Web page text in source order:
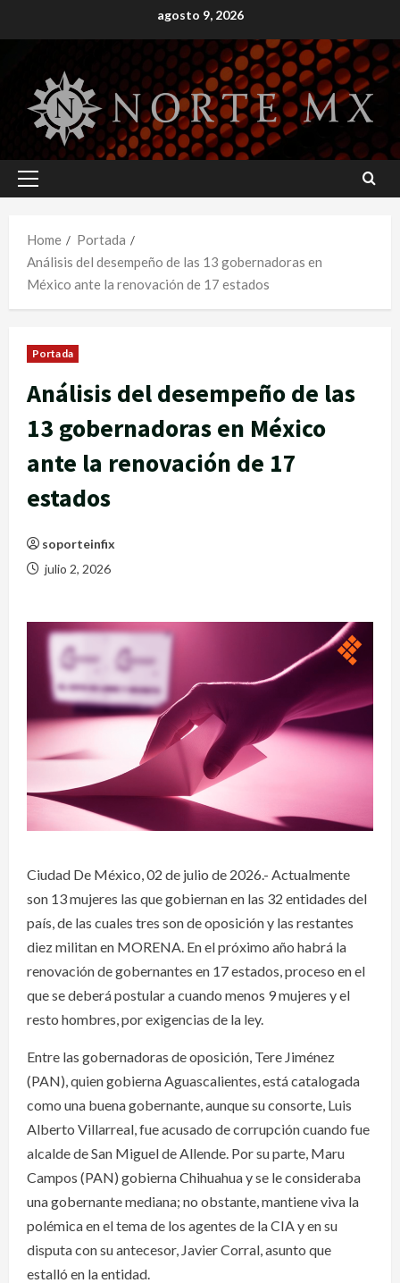
to
agosto 9, 2026
Primary
Home
Portada
Análisis del desempeño de las 13 gobernadoras en
México ante la renovación de 17 estados
Portada
Análisis del desempeño de las
13 gobernadoras en México
ante la renovación de 17
estados
soporteinfix
julio 2, 2026
Ciudad De México, 02 de julio de 2026.- Actualmente
son 13 mujeres las que gobiernan en las 32 entidades del
país, de las cuales tres son de oposición y las restantes
diez militan en MORENA. En el próximo año habrá la
renovación de gobernantes en 17 estados, proceso en el
que se deberá postular a cuando menos 9 mujeres y el
resto hombres, por exigencias de la ley.
Entre las gobernadoras de oposición, Tere Jiménez
(PAN), quien gobierna Aguascalientes, está catalogada
como una buena gobernante, aunque su consorte, Luis
Alberto Villarreal, fue acusado de corrupción cuando fue
alcalde de San Miguel de Allende. Por su parte, Maru
Campos (PAN) gobierna Chihuahua y se le consideraba
una gobernante mediana; no obstante, mantiene viva la
polémica en el tema de los agentes de la CIA y en su
disputa con su antecesor, Javier Corral, asunto que
estalló en la entidad.